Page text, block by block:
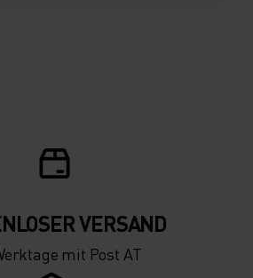
-30°
VERSAND
mit Post AT